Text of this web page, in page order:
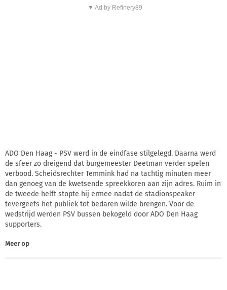
▼ Ad by Refinery89
ADO Den Haag - PSV werd in de eindfase stilgelegd. Daarna werd
de sfeer zo dreigend dat burgemeester Deetman verder spelen
verbood. Scheidsrechter Temmink had na tachtig minuten meer
dan genoeg van de kwetsende spreekkoren aan zijn adres. Ruim in
de tweede helft stopte hij ermee nadat de stadionspeaker
tevergeefs het publiek tot bedaren wilde brengen. Voor de
wedstrijd werden PSV bussen bekogeld door ADO Den Haag
supporters.
Meer op